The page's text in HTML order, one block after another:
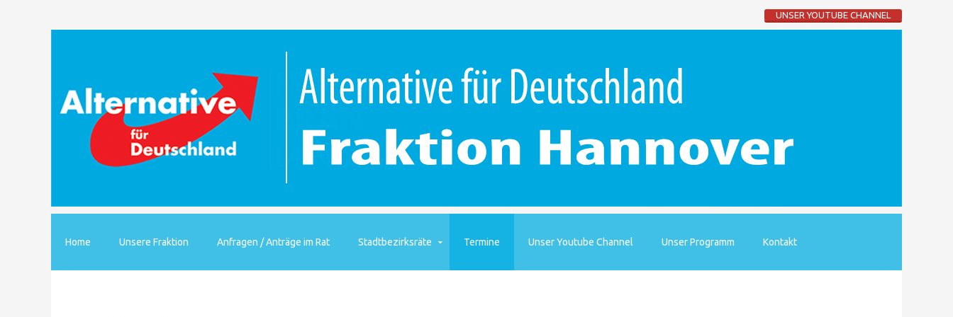
UNSER YOUTUBE CHANNEL
Home Unsere Fraktion Anfragen / Anträge im Rat Stadtbezirksräte Termine Unser Youtube Channel Unser Programm Kontakt